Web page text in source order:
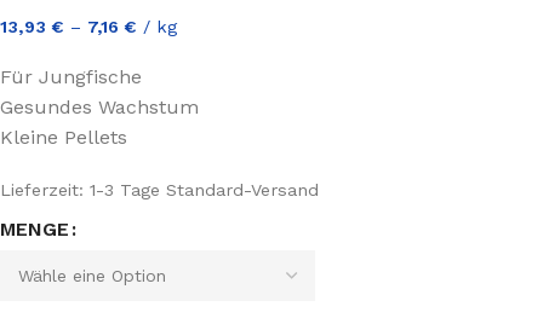
13,93 € – 7,16 € / kg
Für Jungfische
Gesundes Wachstum
Kleine Pellets
Lieferzeit: 1-3 Tage Standard-Versand
MENGE